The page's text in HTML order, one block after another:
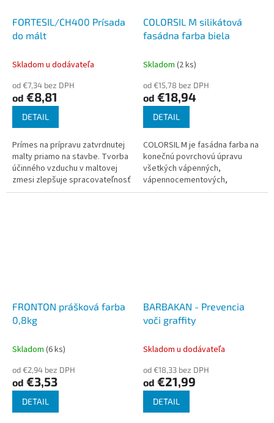
FORTESIL/CH400 Prísada
do mált
Skladom u dodávateľa
od €7,34 bez DPH
od €8,81
DETAIL
Prímes na prípravu zatvrdnutej
malty priamo na stavbe. Tvorba
účinného vzduchu v maltovej
zmesi zlepšuje spracovateľnosť
a zvyšuje odolnosť zatvrdnutej
COLORSIL M silikátová
fasádna farba biela
Skladom (2 ks)
od €15,78 bez DPH
od €18,94
DETAIL
COLORSIL M je fasádna farba na
konečnú povrchovú úpravu
všetkých vápenných,
vápennocementových,
cementových a sanačných
FRONTON prášková farba
0,8kg
Skladom (6 ks)
od €2,94 bez DPH
od €3,53
DETAIL
BARBAKAN - Prevencia
voči graffity
Skladom u dodávateľa
od €18,33 bez DPH
od €21,99
DETAIL